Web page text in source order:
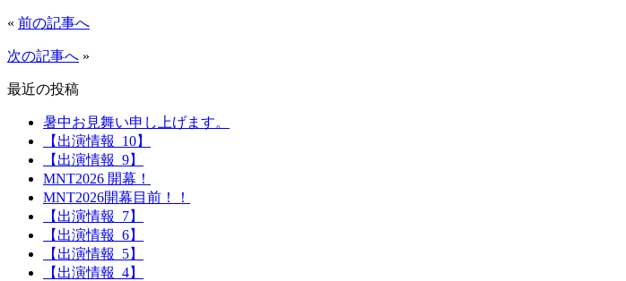
« 前の記事へ
次の記事へ »
最近の投稿
暑中お見舞い申し上げます。
【出演情報_10】
【出演情報_9】
MNT2026 開幕！
MNT2026開幕目前！！
【出演情報_7】
【出演情報_6】
【出演情報_5】
【出演情報_4】